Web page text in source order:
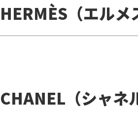
HERMÈS（エルメ
CHANEL（シャネ